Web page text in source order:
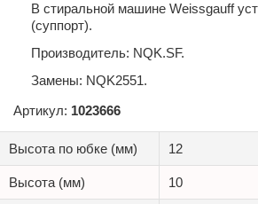
В стиральной машине Weissgauff
(суппорт).
Производитель: NQK.SF.
Замены: NQK2551.
Артикул: 1023666
Высота по юбке (мм) 12
Высота (мм) 10